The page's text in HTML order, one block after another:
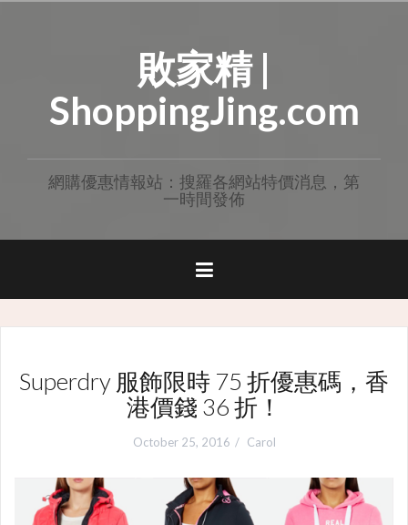
敗家精 |
ShoppingJing.com
網購優惠情報站：搜羅各網站特價消息，第
一時間發佈
Superdry 服飾限時 75 折優惠碼，香
港價錢 36 折！
October 25, 2016 Carol